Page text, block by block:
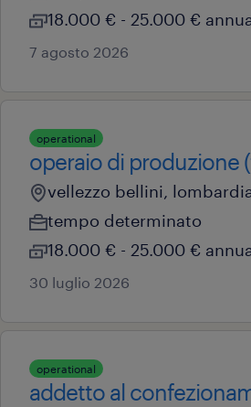
18.000 € - 25.000 €
7 agosto 2026
operational
operaio di produzione
vellezzo bellini,
tempo determinato
18.000 € - 25.000 €
30 luglio 2026
operational
addetto al